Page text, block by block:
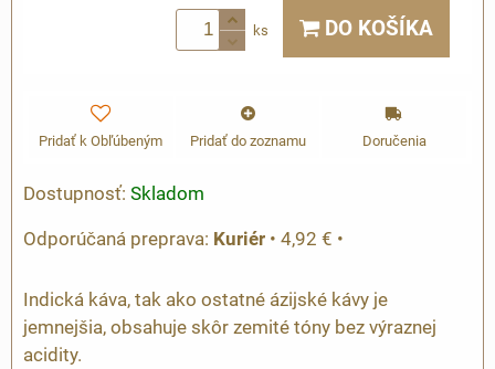
ks DO KOŠÍKA
Pridať k Obľúbeným Pridať do zoznamu Doručenia
Dostupnosť: Skladom
Kuriér • 4,92 € •
Indická káva, tak ako ostatné ázijské kávy je
jemnejšia, obsahuje skôr zemité tóny bez výraznej
acidity.